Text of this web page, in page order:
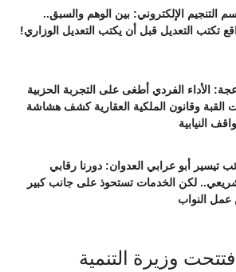
التنجيم الإلكتروني: بين الوهم والسبق..
تكتب التعديل قبل أن يكتب التعديل الوزاري!
الأداء الفردي أطغى على التجربة الحزبية
القبة وقانون الملكية العقارية كشف هشاشة
النيابية
تيسير أبو عرابي العدوان: دورنا رقابي
لكن الخدمات تستحوذ على جانب كبير
النواب
وزيرة التنمية